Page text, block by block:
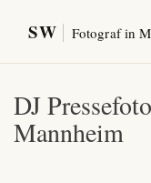
SW Fotograf in
DJ
Mannheim